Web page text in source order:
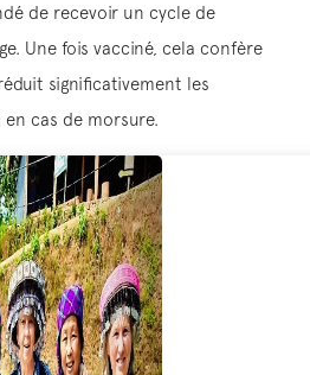
de recevoir un cycle de
Une fois vacciné, cela confère
significativement les
cas de morsure.